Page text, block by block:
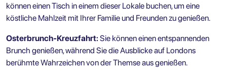
können einen Tisch in einem dieser Lokale buchen, um eine
köstliche Mahlzeit mit Ihrer Familie und Freunden zu genießen.
Osterbrunch-Kreuzfahrt: Sie können einen entspannenden
Brunch genießen, während Sie die Ausblicke auf Londons
berühmte Wahrzeichen von der Themse aus genießen.